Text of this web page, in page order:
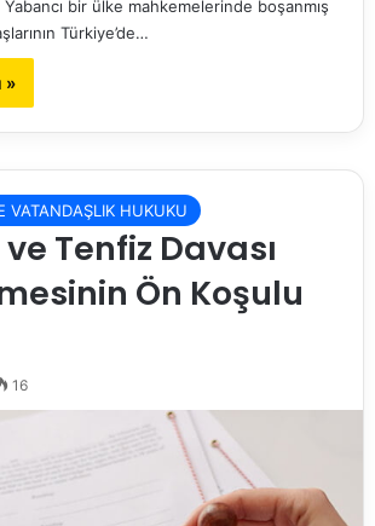
bir ülke mahkemelerinde boşanmış
Türkiye’de…
»
VATANDAŞLIK HUKUKU
Tenfiz Davası
Ön Koşulu
16